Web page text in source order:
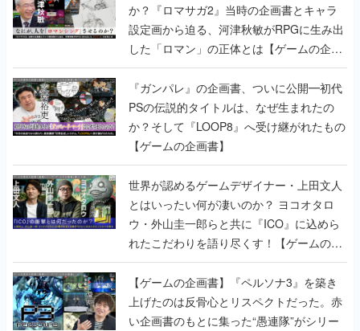
か？『ロマサガ2』当時の企画書とキャラ
設定画から迫る、河津秋敏がRPGに生み出
した「ロマン」の正体とは【ゲームの企画
書】
『ガンパレ』の企画書、ついに公開━初代
PSの伝説的タイトルは、なぜ生まれたの
か？そして『LOOP8』へ受け継がれたもの
【ゲームの企画書】
世界が認めるゲームデザイナー・上田文人
とはいったい何が凄いのか？ ヨコオタロ
ウ・外山圭一郎らと共に『ICO』に込めら
れたこだわりを語り尽くす！【ゲームの企
画書】
【ゲームの企画書】『ペルソナ3』を築き
上げたのは反骨心とリスペクトだった。赤
い企画書のもとに集った“愚連隊”がシリー